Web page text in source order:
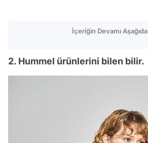
İçeriğin Devamı Aşağıda
2. Hummel ürünlerini bilen bilir.